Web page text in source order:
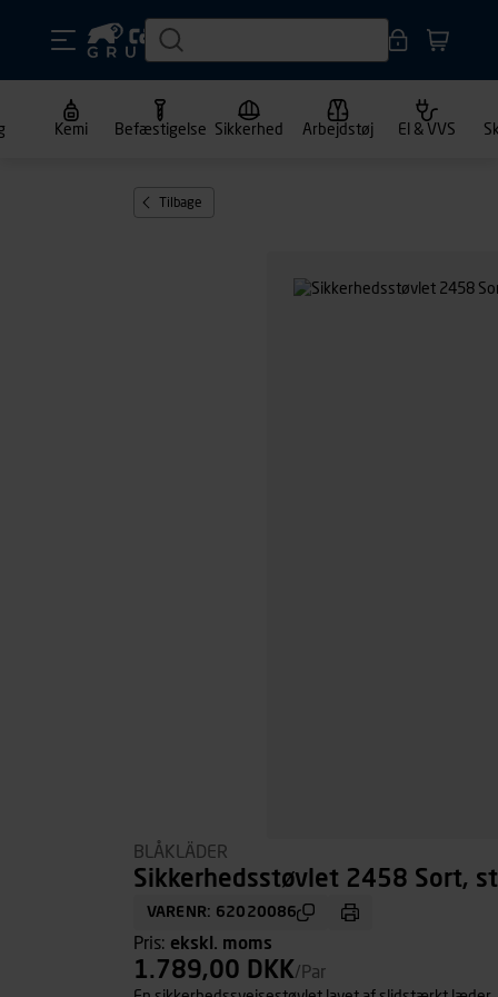
Kemi Befæstigelse Sikkerhed Arbejdstøj El & VVS
Tilbage
BLÅKLÄDER
Sikkerhedsstøvlet 2458 Sort,
VARENR: 62020086
Pris: ekskl. moms
1.789,00 DKK/Par